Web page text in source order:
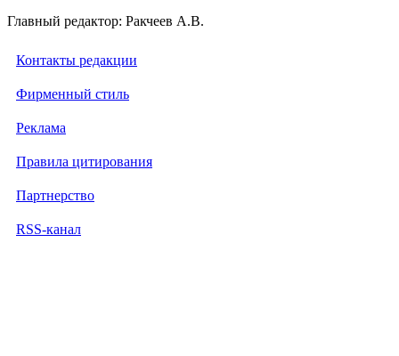
Главный редактор: Ракчеев А.В.
Контакты редакции
Фирменный стиль
Реклама
Правила цитирования
Партнерство
RSS-канал